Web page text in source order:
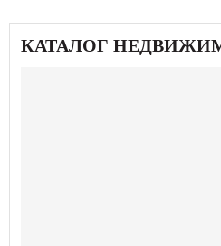
КАТАЛОГ